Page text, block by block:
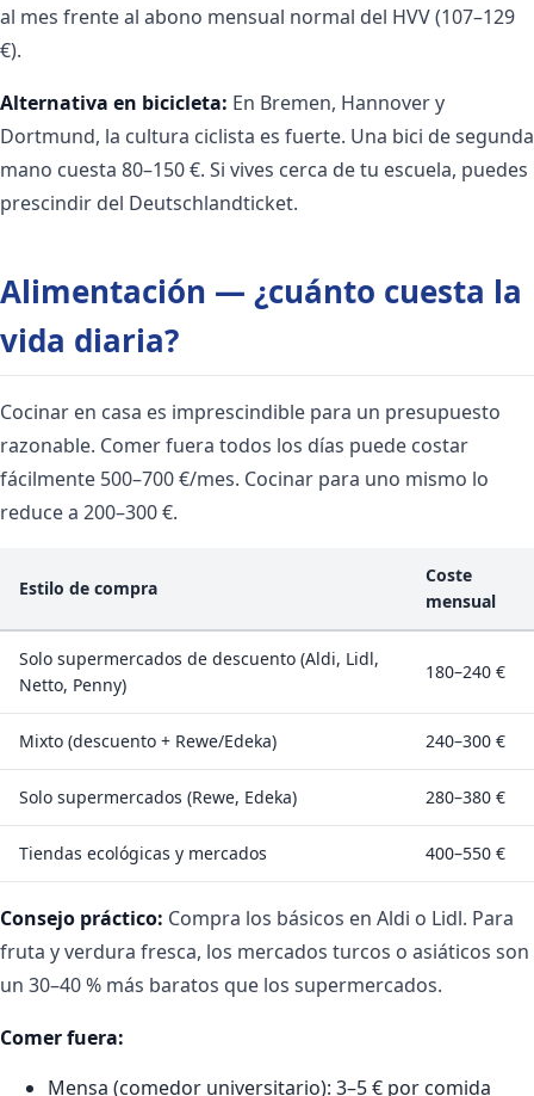
al mes frente al abono mensual normal del HVV (107–129
€).
Alternativa en bicicleta: En Bremen, Hannover y
Dortmund, la cultura ciclista es fuerte. Una bici de segunda
mano cuesta 80–150 €. Si vives cerca de tu escuela, puedes
prescindir del Deutschlandticket.
Alimentación — ¿cuánto cuesta la
vida diaria?
Cocinar en casa es imprescindible para un presupuesto
razonable. Comer fuera todos los días puede costar
fácilmente 500–700 €/mes. Cocinar para uno mismo lo
reduce a 200–300 €.
Estilo de compra
Coste
mensual
Solo supermercados de descuento (Aldi, Lidl,
Netto, Penny)
180–240 €
Mixto (descuento + Rewe/Edeka) 240–300 €
Solo supermercados (Rewe, Edeka) 280–380 €
Tiendas ecológicas y mercados 400–550 €
Consejo práctico: Compra los básicos en Aldi o Lidl. Para
fruta y verdura fresca, los mercados turcos o asiáticos son
un 30–40 % más baratos que los supermercados.
Comer fuera:
Mensa (comedor universitario): 3–5 € por comida